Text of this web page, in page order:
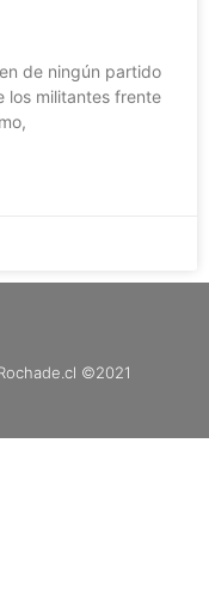
de ningún partido
los militantes frente
©2021